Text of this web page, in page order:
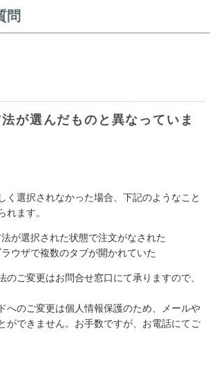
問
が選んだものと異なっていま
く選択されなかった場合、下記のようなこと
れます。
が選択された状態で注文がなされた
ウザで複数のタブが開かれていた
のご変更はお問合せ窓口にて承りますので、
へのご変更は個人情報保護のため、メールや
ができません。お手数ですが、お電話にてご